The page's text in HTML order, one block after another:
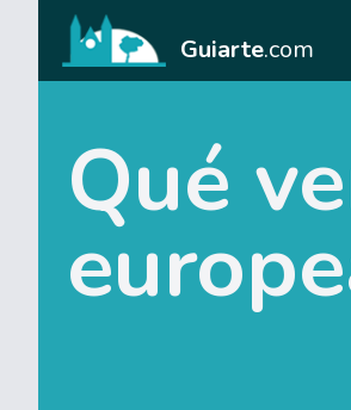
Guiarte.com
Qué